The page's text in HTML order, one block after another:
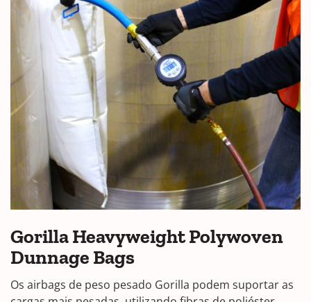
Gorilla Heavyweight Polywoven
Dunnage Bags
Os airbags de peso pesado Gorilla podem suportar as